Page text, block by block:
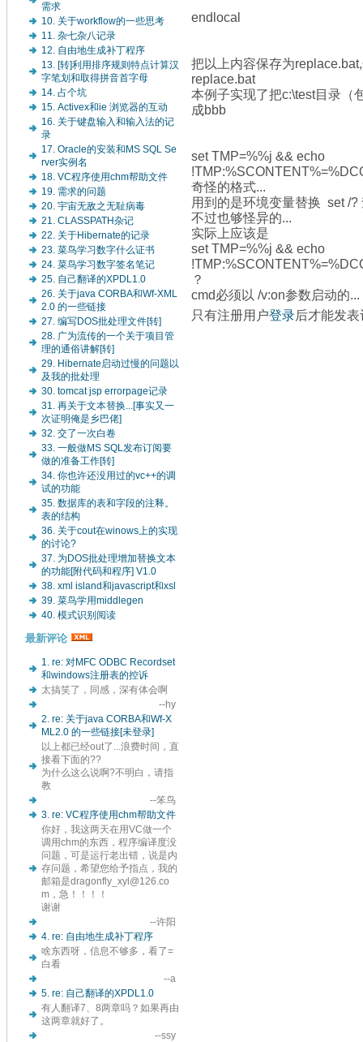
需求
10. 关于workflow的一些思考
11. 杂七杂八记录
12. 自由地生成补丁程序
13. [转]利用排序规则特点计算汉
字笔划和取得拼音首字母
14. 占个坑
15. Activex和ie 浏览器的互动
16. 关于键盘输入和输入法的记
录
17. Oracle的安装和MS SQL Se
rver实例名
18. VC程序使用chm帮助文件
19. 需求的问题
20. 宇宙无敌之无耻病毒
21. CLASSPATH杂记
22. 关于Hibernate的记录
23. 菜鸟学习数字什么证书
24. 菜鸟学习数字签名笔记
25. 自己翻译的XPDL1.0
26. 关于java CORBA和Wf-XML
2.0 的一些链接
27. 编写DOS批处理文件[转]
28. 广为流传的一个关于项目管
理的通俗讲解[转]
29. Hibernate启动过慢的问题以
及我的批处理
30. tomcat jsp errorpage记录
31. 再关于文本替换...[事实又一
次证明俺是乡巴佬]
32. 交了一次白卷
33. 一般做MS SQL发布订阅要
做的准备工作[转]
34. 你也许还没用过的vc++的调
试的功能
35. 数据库的表和字段的注释。
表的结构
36. 关于cout在winows上的实现
的讨论?
37. 为DOS批处理增加替换文本
的功能[附代码和程序] V1.0
38. xml island和javascript和xsl
39. 菜鸟学用middlegen
40. 模式识别阅读
最新评论
1. re: 对MFC ODBC Recordset
和windows注册表的控诉
太搞笑了，同感，深有体会啊
--hy
2. re: 关于java CORBA和Wf-X
ML2.0 的一些链接[未登录]
以上都已经out了...浪费时间，直
接看下面的??
为什么这么说啊?不明白，请指
教
--笨鸟
3. re: VC程序使用chm帮助文件
你好，我这两天在用VC做一个
调用chm的东西，程序编译度没
问题，可是运行老出错，说是内
存问题，希望您给予指点，我的
邮箱是dragonfly_xyl@126.co
m，急！！！！
谢谢
--许阳
4. re: 自由地生成补丁程序
啥东西呀，信息不够多，看了=
白看
--a
5. re: 自己翻译的XPDL1.0
有人翻译7、8两章吗？如果再由
这两章就好了。
--ssy
endlocal
把以上内容保存为
replace.bat
本例子实现了把c:\test目录（
成bbb
set TMP=%%j && echo
奇怪的格式...
用到的是环境变量替换 set /?
不过也够怪异的...
实际上应该是
set TMP=%%j && echo
？
cmd必须以 /v:on参数启动的...
只有注册用户登录后才能发